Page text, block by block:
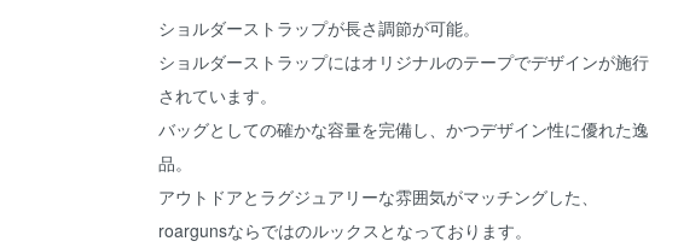
ショルダーストラップが長さ調節が可能。
ショルダーストラップにはオリジナルのテープでデザインが施行
されています。
バッグとしての確かな容量を完備し、かつデザイン性に優れた逸
品。
アウトドアとラグジュアリーな雰囲気がマッチングした、
roargunsならではのルックスとなっております。